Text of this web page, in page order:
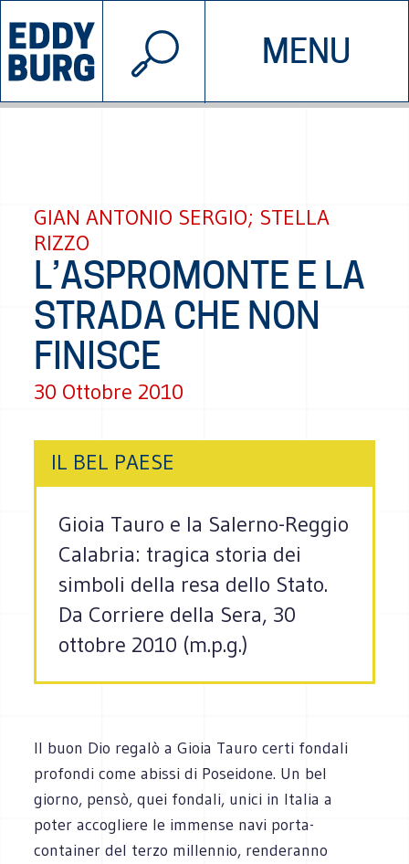
MENU
INIZIATIVE CHI SIAMO
© 2026 EDDYBURG
GIAN ANTONIO SERGIO; STELLA
RIZZO
L’ASPROMONTE E LA
STRADA CHE NON
FINISCE
30 Ottobre 2010
IL BEL PAESE
Gioia Tauro e la Salerno-Reggio
Calabria: tragica storia dei
simboli della resa dello Stato.
Da Corriere della Sera, 30
ottobre 2010 (m.p.g.)
Il buon Dio regalò a Gioia Tauro certi fondali
profondi come abissi di Poseidone. Un bel
giorno, pensò, quei fondali, unici in Italia a
poter accogliere le immense navi porta-
container del terzo millennio, renderanno